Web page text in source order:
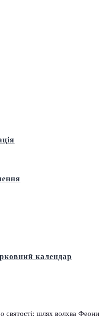
календар
святості: шлях волхва Феони